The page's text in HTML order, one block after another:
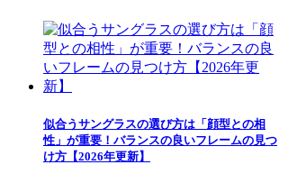
似合うサングラスの選び方は「顔型との相
性」が重要！バランスの良いフレームの見つ
け方【2026年更新】